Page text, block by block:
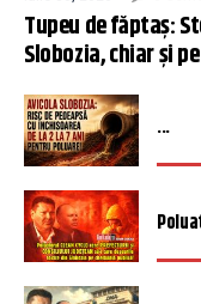
Tupeu de făptaș:
Slobozia, chiar și
...